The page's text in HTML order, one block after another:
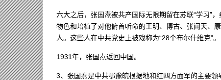
六大之后，张国焘被共产国际无限期留在苏联“学习”
物色和培植了对他俯首听命的王明、博古、张闻天、
人。这些人在中共党史上被戏称为“28个布尔什维克”。
1931年，张国焘返回中国。
3、张国焘是中共鄂豫皖根据地和红四方面军的主要领